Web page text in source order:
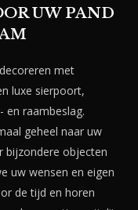
UW PAND
met
luxe sierpoort,
en raambeslag.
geheel naar uw
bijzondere objecten
uw wensen en eigen
de tijd en horen